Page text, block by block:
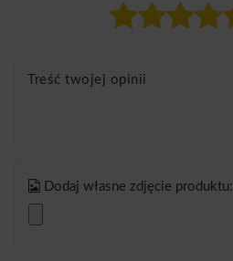
Treść twojej opinii
Dodaj własne zdjęcie produktu: